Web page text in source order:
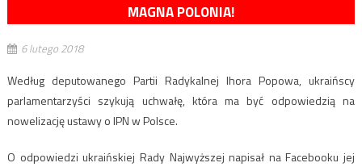
MAGNA POLONIA!
6 lutego 2018
Według deputowanego Partii Radykalnej Ihora Popowa, ukraińscy
parlamentarzyści szykują uchwałę, która ma być odpowiedzią na
nowelizację ustawy o IPN w Polsce.
O odpowiedzi ukraińskiej Rady Najwyższej napisał na Facebooku jej